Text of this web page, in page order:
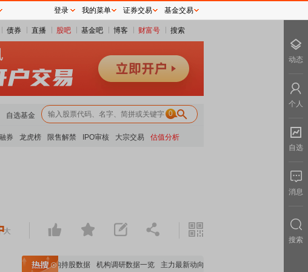
债券 直播 股吧 基金吧 博客 财富号 搜索
自选基金 0
券 龙虎榜 限售解禁 IPO审核 大宗交易 估值分析
重要机构持股数据 机构调研数据一览 主力最新动向 上市公司限售股解禁一览
登录 我的菜单 证券交易 基金交易
动态
个人
自选
消息
搜索